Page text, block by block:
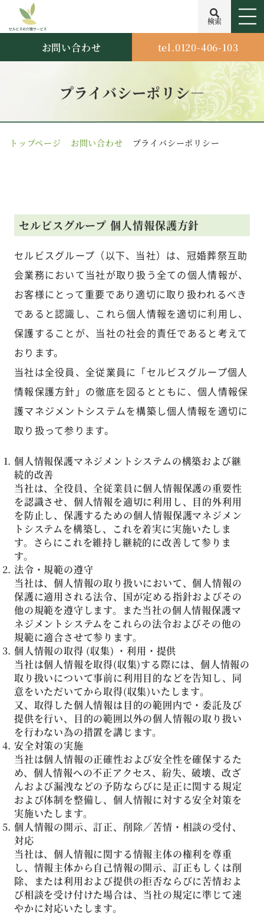
検索
お問い合わせ tel.0120-406-103
プライバシーポリシ―
トップページ お問い合わせ プライバシーポリシー
セルビスグループ 個人情報保護方針
セルビスグループ（以下、当社）は、冠婚葬祭互助
会業務において当社が取り扱う全ての個人情報が、
お客様にとって重要であり適切に取り扱われるべき
であると認識し、これら個人情報を適切に利用し、
保護することが、当社の社会的責任であると考えて
おります。
当社は全役員、全従業員に「セルビスグループ個人
情報保護方針」の徹底を図るとともに、個人情報保
護マネジメントシステムを構築し個人情報を適切に
取り扱って参ります。
個人情報保護マネジメントシステムの構築および継
続的改善
当社は、全役員、全従業員に個人情報保護の重要性
を認識させ、個人情報を適切に利用し、目的外利用
を防止し、保護するための個人情報保護マネジメン
トシステムを構築し、これを着実に実施いたしま
す。さらにこれを維持し継続的に改善して参りま
す。
法令・規範の遵守
当社は、個人情報の取り扱いにおいて、個人情報の
保護に適用される法令、国が定める指針およびその
他の規範を遵守します。また当社の個人情報保護マ
ネジメントシステムをこれらの法令およびその他の
規範に適合させて参ります。
個人情報の取得 (収集) ・利用・提供
当社は個人情報を取得(収集)する際には、個人情報の
取り扱いについて事前に利用目的などを告知し、同
意をいただいてから取得(収集)いたします。
又、取得した個人情報は目的の範囲内で・委託及び
提供を行い、目的の範囲以外の個人情報の取り扱い
を行わない為の措置を講じます。
安全対策の実施
当社は個人情報の正確性および安全性を確保するた
め、個人情報への不正アクセス、紛失、破壊、改ざ
んおよび漏洩などの予防ならびに是正に関する規定
および体制を整備し、個人情報に対する安全対策を
実施いたします。
個人情報の開示、訂正、削除／苦情・相談の受付、
対応
当社は、個人情報に関する情報主体の権利を尊重
し、情報主体から自己情報の開示、訂正もしくは削
除、または利用および提供の拒否ならびに苦情およ
び相談を受け付けた場合は、当社の規定に準じて速
やかに対応いたします。